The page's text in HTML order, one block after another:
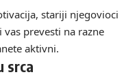
stariji njegovioci
prevesti na razne
aktivni.
srca